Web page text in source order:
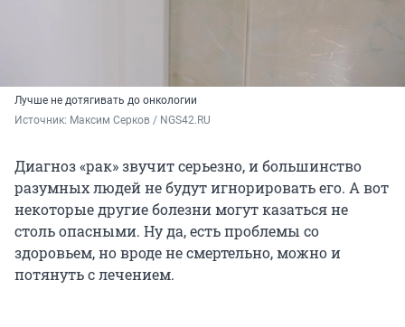
Лучше не дотягивать до онкологии
Источник: Максим Серков / NGS42.RU
Диагноз «рак» звучит серьезно, и большинство
разумных людей не будут игнорировать его. А вот
некоторые другие болезни могут казаться не
столь опасными. Ну да, есть проблемы со
здоровьем, но вроде не смертельно, можно и
потянуть с лечением.